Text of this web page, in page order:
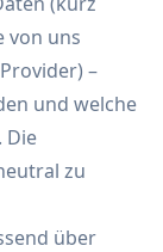
von uns
–
und welche
Die
zu
über